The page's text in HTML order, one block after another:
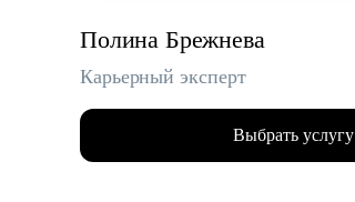
Полина Брежнева
Карьерный эксперт
Выбрать услугу